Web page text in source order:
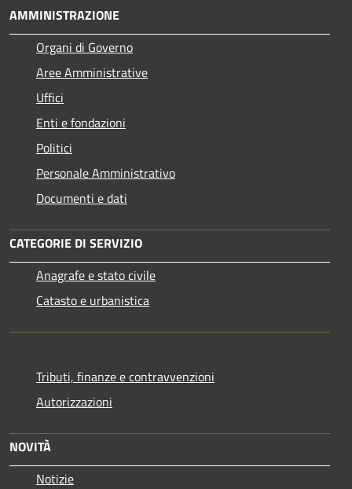
AMMINISTRAZIONE
Organi di Governo
Aree Amministrative
Uffici
Enti e fondazioni
Politici
Personale Amministrativo
Documenti e dati
CATEGORIE DI SERVIZIO
Anagrafe e stato civile
Catasto e urbanistica
Tributi, finanze e contravvenzioni
Autorizzazioni
NOVITÀ
Notizie